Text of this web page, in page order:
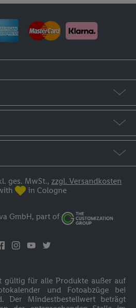
ges. MwSt., zzgl. Versandkosten
in Cologne
GmbH, part of
gültig für alle Produkte außer auf
und Fotoabzüge bei
Der Mindestbestellwert beträgt